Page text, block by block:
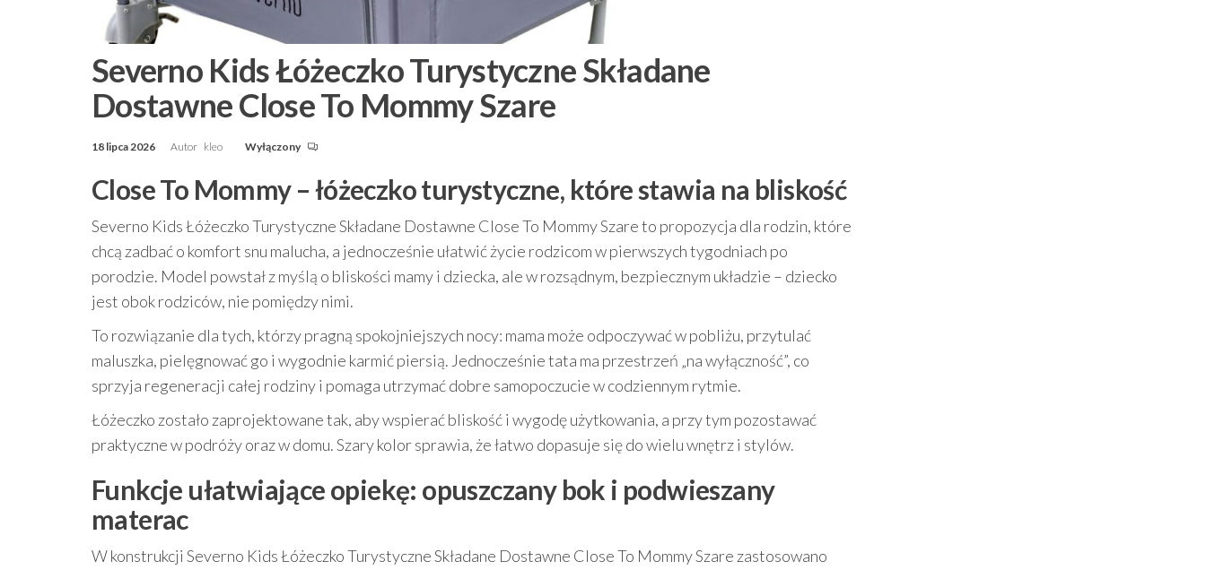
Severno Kids Łóżeczko Turystyczne Składane
Dostawne Close To Mommy Szare
18 lipca 2026 Autor kleo Wyłączony
Close To Mommy – łóżeczko turystyczne, które stawia na bliskość
Severno Kids Łóżeczko Turystyczne Składane Dostawne Close To Mommy Szare to propozycja dla rodzin, które
chcą zadbać o komfort snu malucha, a jednocześnie ułatwić życie rodzicom w pierwszych tygodniach po
porodzie. Model powstał z myślą o bliskości mamy i dziecka, ale w rozsądnym, bezpiecznym układzie – dziecko
jest obok rodziców, nie pomiędzy nimi.
To rozwiązanie dla tych, którzy pragną spokojniejszych nocy: mama może odpoczywać w pobliżu, przytulać
maluszka, pielęgnować go i wygodnie karmić piersią. Jednocześnie tata ma przestrzeń „na wyłączność”, co
sprzyja regeneracji całej rodziny i pomaga utrzymać dobre samopoczucie w codziennym rytmie.
Łóżeczko zostało zaprojektowane tak, aby wspierać bliskość i wygodę użytkowania, a przy tym pozostawać
praktyczne w podróży oraz w domu. Szary kolor sprawia, że łatwo dopasuje się do wielu wnętrz i stylów.
Funkcje ułatwiające opiekę: opuszczany bok i podwieszany
materac
W konstrukcji Severno Kids Łóżeczko Turystyczne Składane Dostawne Close To Mommy Szare zastosowano